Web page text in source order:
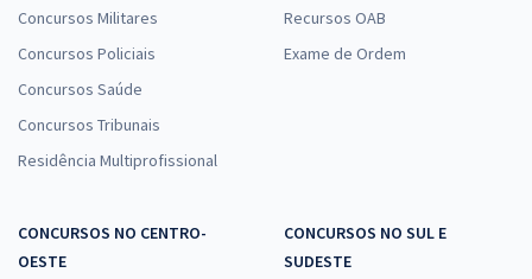
Concursos Militares
Concursos Policiais
Concursos Saúde
Concursos Tribunais
Residência Multiprofissional
Recursos OAB
Exame de Ordem
CONCURSOS NO CENTRO-
OESTE
CONCURSOS NO SUL E
SUDESTE